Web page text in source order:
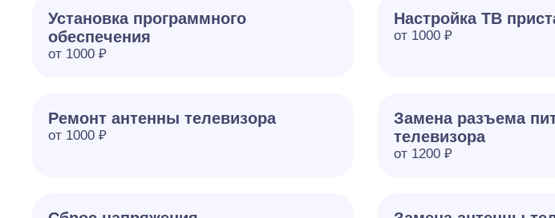
Установка программного
обеспечения
от 1000 ₽
Настройка ТВ
от 1000 ₽
Ремонт антенны телевизора
от 1000 ₽
Замена разъема
телевизора
от 1200 ₽